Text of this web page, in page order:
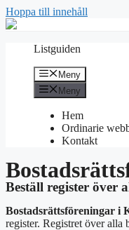
Hoppa till innehåll
Listguiden
Meny
Meny
Hem
Ordinarie
Kontakt
Beställ register över
Bostadsrättsföreningar i
register. Registret över alla